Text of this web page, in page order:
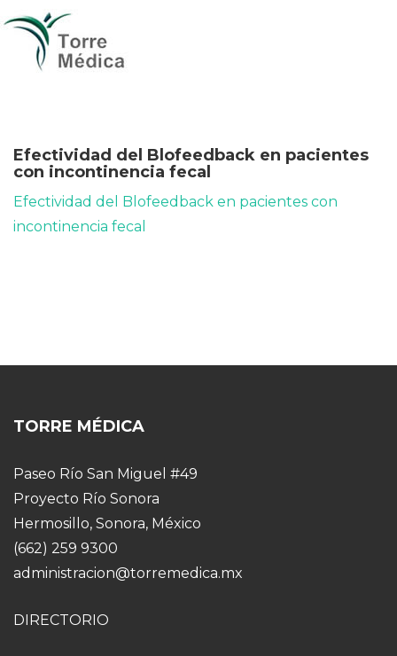
Efectividad del Blofeedback en pacientes
con incontinencia fecal
Efectividad del Blofeedback en pacientes con
incontinencia fecal
TORRE MÉDICA
Paseo Río San Miguel #49
Proyecto Río Sonora
Hermosillo, Sonora, México
(662) 259 9300
administracion@torremedica.mx
DIRECTORIO